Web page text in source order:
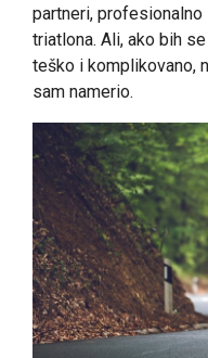
partneri,
triatlona. Ali, ako bih
teško i komplikovano,
sam namerio.